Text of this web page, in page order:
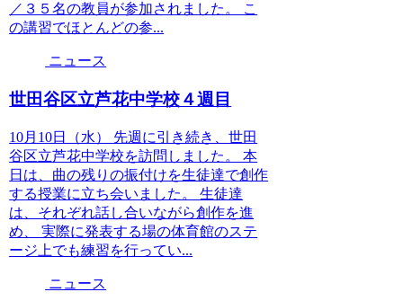
／３５名の教員が参加されました。 こ
の講習でほとんどの参...
ニュース
世田谷区立芦花中学校４週目
10月10日（水） 先週に引き続き、世田
谷区立芦花中学校を訪問しました。 本
日は、曲の残りの振付けを生徒達で創作
する授業に立ち会いました。 生徒達
は、それぞれ話し合いながら創作を進
め、 実際に発表する場の体育館のステ
ージ上でも練習を行ってい...
ニュース